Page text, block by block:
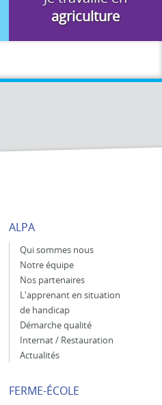
agriculture
ALPA
Qui sommes nous
Notre équipe
Nos partenaires
L'apprenant en situation
de handicap
Démarche qualité
Internat / Restauration
Actualités
FERME-ÉCOLE